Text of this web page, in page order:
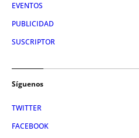
EVENTOS
PUBLICIDAD
SUSCRIPTOR
Síguenos
TWITTER
FACEBOOK